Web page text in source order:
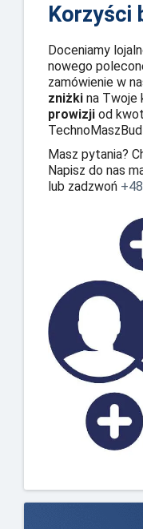
Korzyści
Doceniamy
nowego
zamówienie w
zniżki na Twoje
prowizji od
Masz pytania?
Napisz do nas
lub zadzwoń